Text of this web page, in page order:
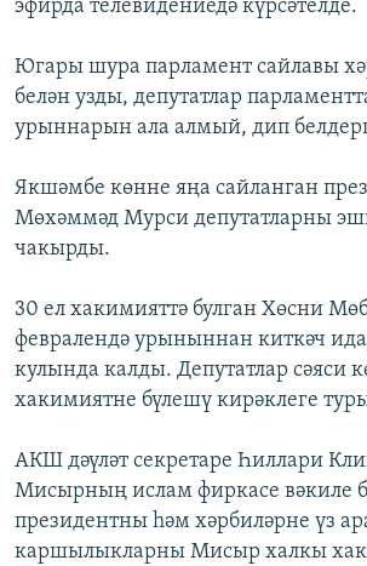
эфирда телевидениедә күрсәтелде.
Югары шура парламент сайлавы
белән узды, депутатлар
урыннарын ала алмый, дип
Якшәмбе көнне яңа сайланган
Мөхәммәд Мурси депутатларны
чакырды.
30 ел хакимияттә булган Хөсни
февралендә урыныннан киткәч
кулында калды. Депутатлар сәяси
хакимиятне бүлешү кирәклеге
АКШ дәүләт секретаре Һиллари
Мисырның ислам фиркасе вәкиле
президентны һәм хәрбиләрне үз
каршылыкларны Мисыр халкы